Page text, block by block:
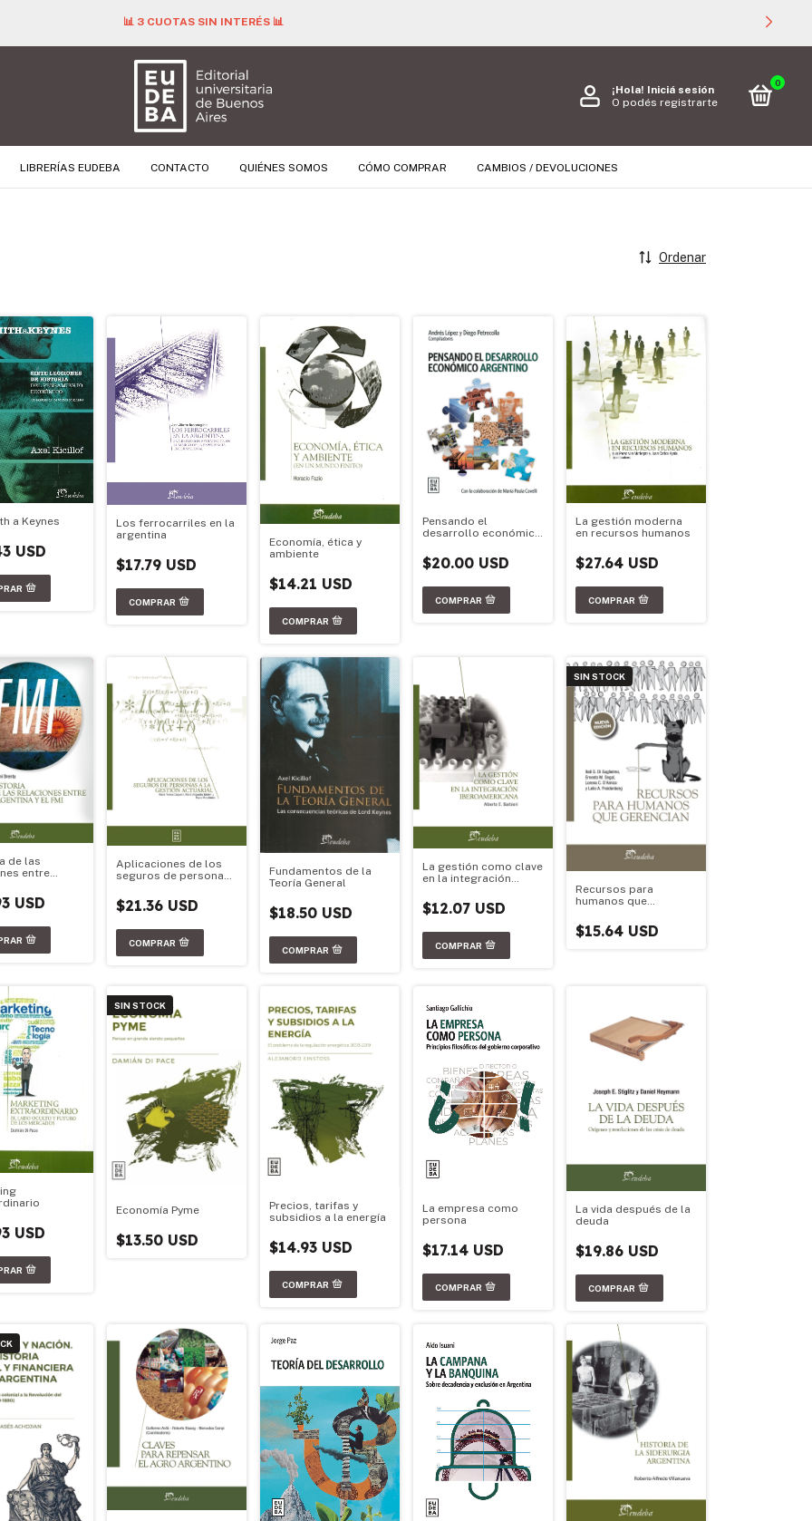
📊 3 CUOTAS SIN INTERÉS 📊
¡Hola! Iniciá sesión
O podés registrarte
0
LIBRERÍAS EUDEBA CONTACTO QUIÉNES SOMOS CÓMO COMPRAR CAMBIOS / DEVOLUCIONES
Ordenar
a Keynes
USD
Los ferrocarriles en la
argentina
$17.79 USD
Economía, ética y
ambiente
$14.21 USD
Pensando el
desarrollo económico
$20.00 USD
La gestión moderna
en recursos humanos
$27.64 USD
de las
entre
USD
Aplicaciones de los
seguros de personas
$21.36 USD
Fundamentos de la
Teoría General
$18.50 USD
La gestión como clave
en la integración
$12.07 USD
SIN STOCK
Recursos para
humanos que
$15.64 USD
USD
SIN STOCK
Economía Pyme
$13.50 USD
Precios, tarifas y
subsidios a la energía
$14.93 USD
La empresa como
persona
$17.14 USD
La vida después de la
deuda
$19.86 USD